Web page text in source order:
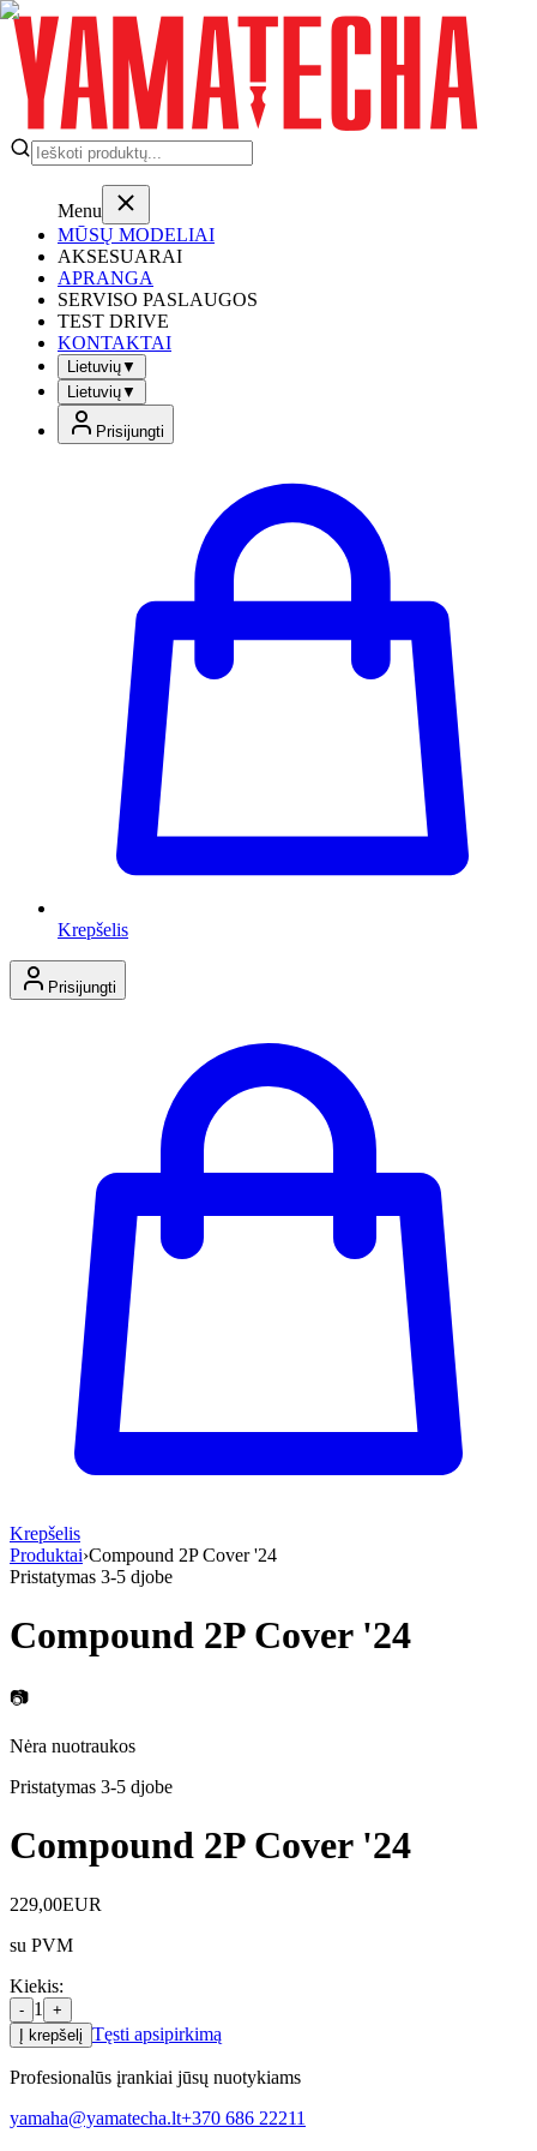
Menu
MŪSŲ MODELIAI
AKSESUARAI
APRANGA
SERVISO PASLAUGOS
TEST DRIVE
KONTAKTAI
Lietuvių▼
Lietuvių▼
Prisijungti
Krepšelis
Prisijungti
Krepšelis
Produktai›Compound 2P Cover '24
Pristatymas 3-5 djobe
Compound 2P Cover '24
📷
Nėra nuotraukos
Pristatymas 3-5 djobe
Compound 2P Cover '24
229,00EUR
su PVM
Kiekis:
- 1
+
Į krepšelį Tęsti apsipirkimą
Profesionalūs įrankiai jūsų nuotykiams
yamaha@yamatecha.lt+370 686 22211